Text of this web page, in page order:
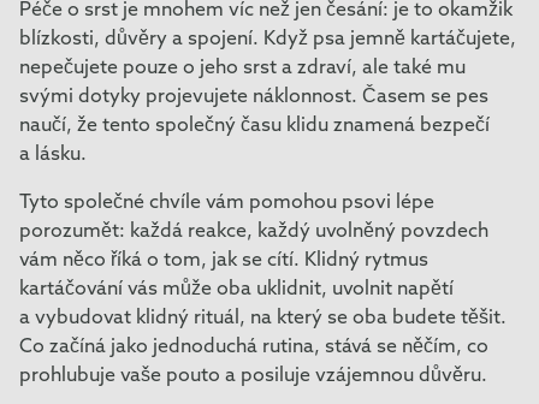
Péče o srst je mnohem víc než jen česání: je to okamžik
blízkosti, důvěry a spojení. Když psa jemně kartáčujete,
nepečujete pouze o jeho srst a zdraví, ale také mu
svými dotyky projevujete náklonnost. Časem se pes
naučí, že tento společný času klidu znamená bezpečí
a lásku.
Tyto společné chvíle vám pomohou psovi lépe
porozumět: každá reakce, každý uvolněný povzdech
vám něco říká o tom, jak se cítí. Klidný rytmus
kartáčování vás může oba uklidnit, uvolnit napětí
a vybudovat klidný rituál, na který se oba budete těšit.
Co začíná jako jednoduchá rutina, stává se něčím, co
prohlubuje vaše pouto a posiluje vzájemnou důvěru.